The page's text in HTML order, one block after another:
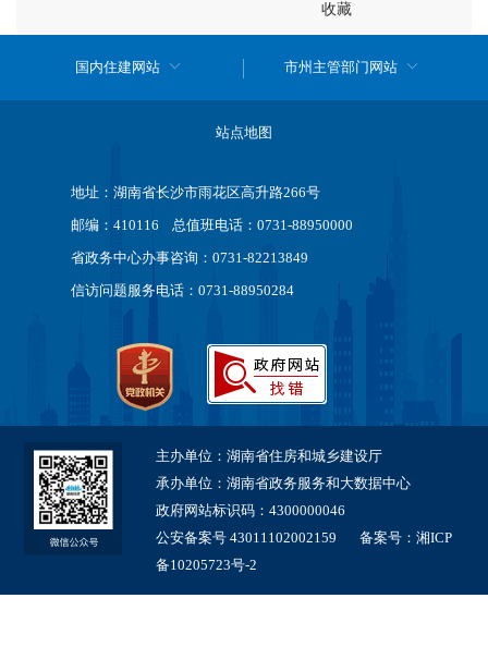
收藏
国内住建网站 市州主管部门网站
站点地图
地址：湖南省长沙市雨花区高升路266号
邮编：410116 总值班电话：0731-88950000
省政务中心办事咨询：0731-82213849
信访问题服务电话：0731-88950284
主办单位：湖南省住房和城乡建设厅
承办单位：湖南省政务服务和大数据中心
政府网站标识码：4300000046
公安备案号 43011102002159备案号：湘ICP
备10205723号-2